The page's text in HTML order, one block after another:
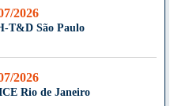
2026
T&D São Paulo
2026
Rio de Janeiro